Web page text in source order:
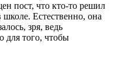
пост, что кто-то решил
школе. Естественно, она
зря, ведь
для того, чтобы